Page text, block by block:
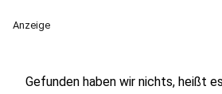
Anzeige
Gefunden haben wir nichts, heißt